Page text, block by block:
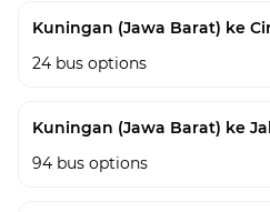
Kuningan (Jawa Barat) ke
24 bus options
Kuningan (Jawa Barat) ke
94 bus options